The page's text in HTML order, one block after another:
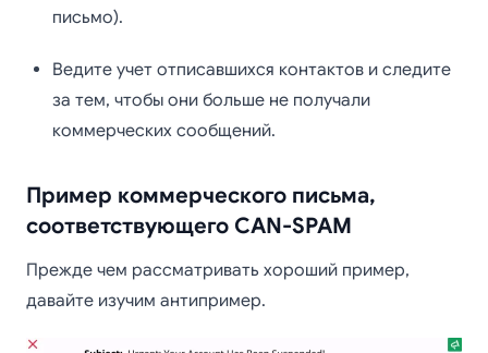
письмо).
Ведите учет отписавшихся контактов и следите
за тем, чтобы они больше не получали
коммерческих сообщений.
Пример коммерческого письма,
соответствующего CAN-SPAM
Прежде чем рассматривать хороший пример,
давайте изучим антипример.